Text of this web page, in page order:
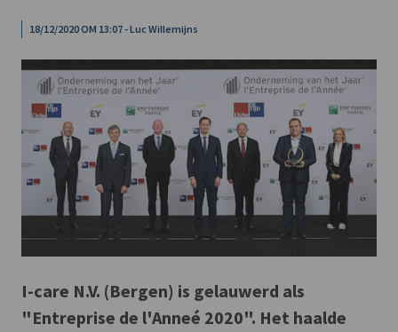
18/12/2020 OM 13:07 - Luc Willemijns
I-care N.V. (Bergen) is gelauwerd als
"Entreprise de l'Anneé 2020". Het haalde